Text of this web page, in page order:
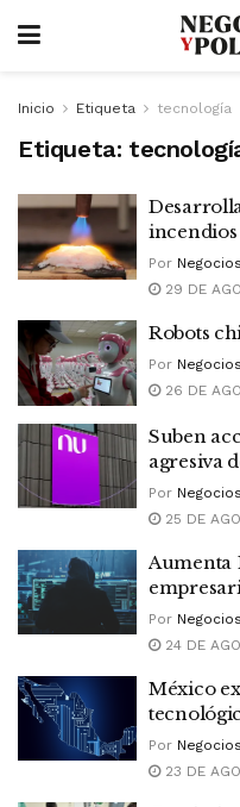
Inicio Etiqueta tecnología
Etiqueta:
incendios
Por
29 DE
Robots
Por
26 DE
Suben
agresiva
Por
25 DE
Aumenta
Por
24 DE
México
Por
23 DE